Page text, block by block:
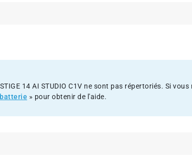
14 AI STUDIO C1V ne sont pas répertoriés. Si
» pour obtenir de l'aide.